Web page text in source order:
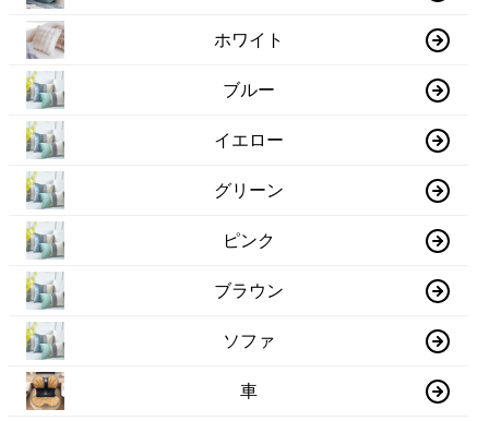
ホワイト
ブルー
イエロー
グリーン
ピンク
ブラウン
ソファ
車